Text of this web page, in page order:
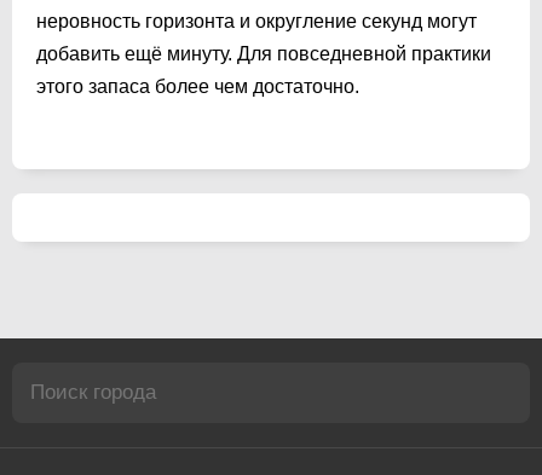
неровность горизонта и округление секунд могут
добавить ещё минуту. Для повседневной практики
этого запаса более чем достаточно.